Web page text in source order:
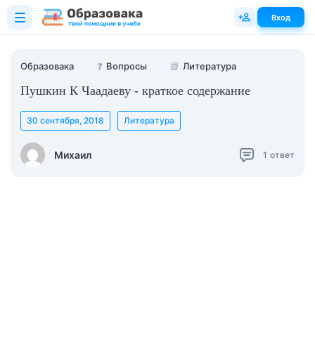
Образовака ❓ Вопросы 📗 Литература
Пушкин К Чаадаеву - краткое содержание
Михаил
30 сентября, 2018 Литература
1 ответ
Вход